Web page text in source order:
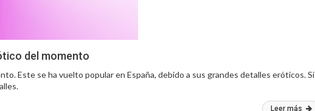
del momento
Este se ha vuelto popular en España, debido a sus grandes detalles eróticos. Si
Leer más